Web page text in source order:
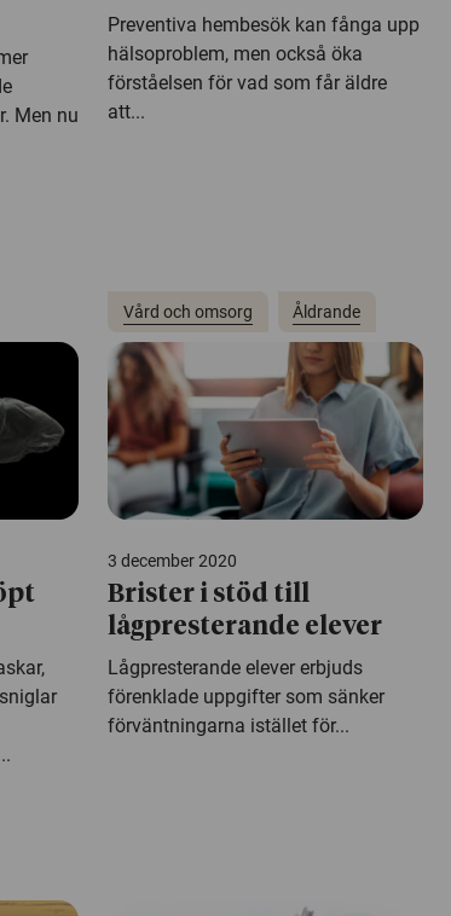
Men nu
Preventiva hembesök kan fånga upp
hälsoproblem, men också öka
förståelsen för vad som får äldre
att...
Vård och omsorg Åldrande
3 december 2020
Brister i stöd till
lågpresterande elever
Lågpresterande elever erbjuds
förenklade uppgifter som sänker
förväntningarna istället för...